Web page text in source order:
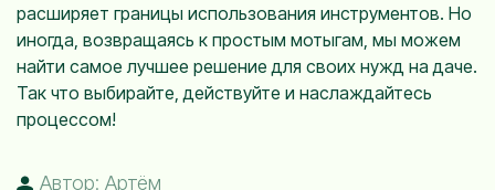
расширяет границы использования инструментов. Но
иногда, возвращаясь к простым мотыгам, мы можем
найти самое лучшее решение для своих нужд на даче.
Так что выбирайте, действуйте и наслаждайтесь
процессом!
Автор: Артём